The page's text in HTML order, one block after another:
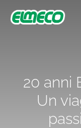
20 anni
Un